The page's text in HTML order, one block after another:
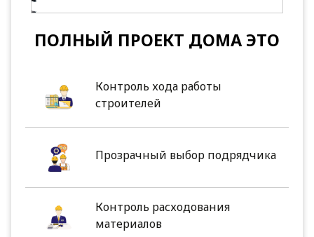
ПОЛНЫЙ ПРОЕКТ ДОМА ЭТО
Контроль хода работы
строителей
Прозрачный выбор подрядчика
Контроль расходования
материалов